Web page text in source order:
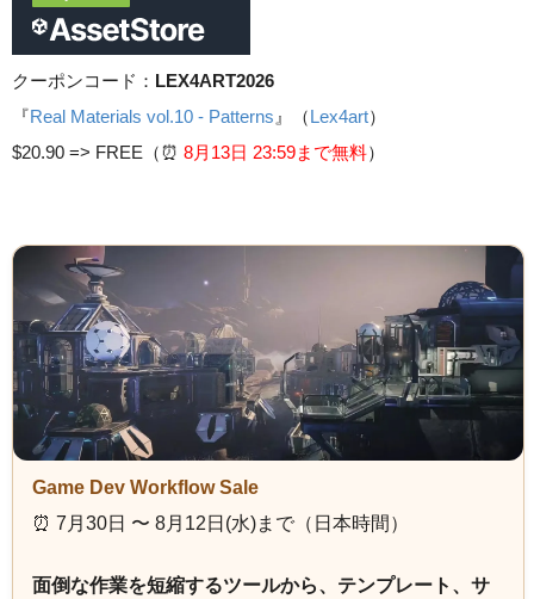
クーポンコード： LEX4ART2026
『Real Materials vol.10 - Patterns 』（Lex4art）
$20.90 => FREE（⏰️ 8月13日 23:59まで無料）
Game Dev Workflow Sale
⏰️ 7月30日 〜 8月12日(水)まで（日本時間）
面倒な作業を短縮するツールから、テンプレート、サ